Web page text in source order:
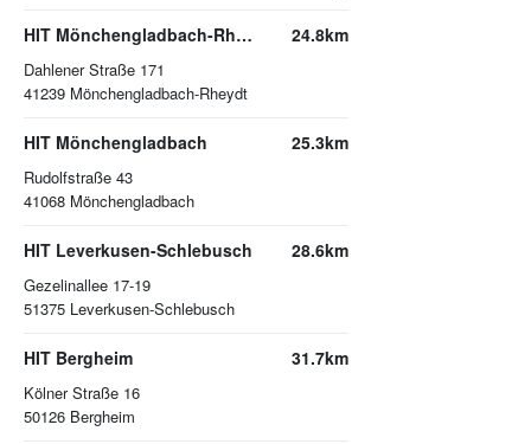
HIT Mönchengladbach-Rheydt
Dahlener Straße 171
41239 Mönchengladbach-Rheydt
24.8km
HIT Mönchengladbach
Rudolfstraße 43
41068 Mönchengladbach
25.3km
HIT Leverkusen-Schlebusch
Gezelinallee 17-19
51375 Leverkusen-Schlebusch
28.6km
HIT Bergheim
Kölner Straße 16
50126 Bergheim
31.7km